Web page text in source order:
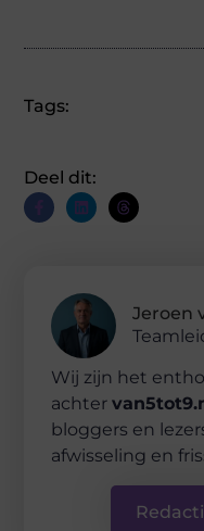
Tags:
Deel dit:
Jeroen
Wij zijn het
achter
bloggers en
afwisseling en